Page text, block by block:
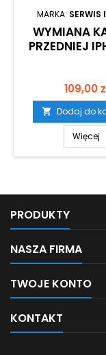
MARKA: SERWIS
WYMIANA
PRZEDNIEJ
Cena
109,00
 Dodaj do
Więcej
PRODUKTY
NASZA FIRMA
TWOJE KONTO
KONTAKT